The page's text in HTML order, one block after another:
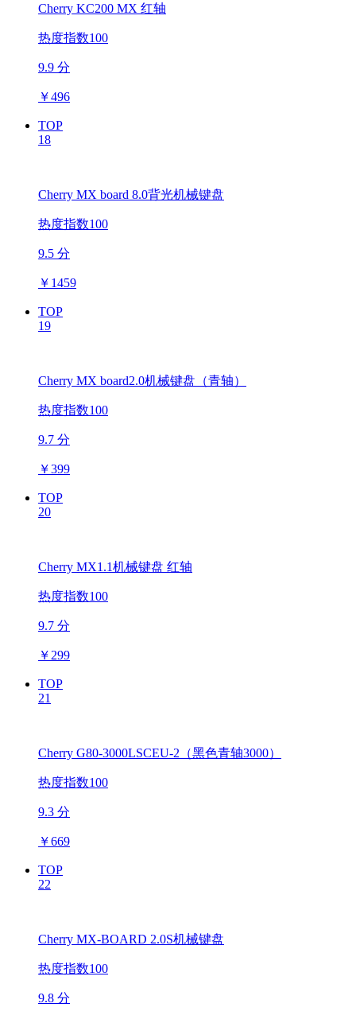
Cherry KC200 MX 红轴
热度指数100
9.9 分
￥496
TOP
18
Cherry MX board 8.0背光机械键盘
热度指数100
9.5 分
￥ 1459
TOP
19
Cherry MX board2.0机械键盘（青轴）
热度指数100
9.7 分
￥399
TOP
20
Cherry MX1.1机械键盘 红轴
热度指数100
9.7 分
￥ 299
TOP
21
Cherry G80-3000LSCEU-2（黑色青轴3000）
热度指数100
9.3 分
￥669
TOP
22
Cherry MX-BOARD 2.0S机械键盘
热度指数100
9.8 分